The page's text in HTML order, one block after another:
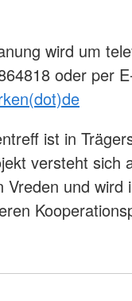
wird um
oder per
ist in
versteht sich
Vreden und